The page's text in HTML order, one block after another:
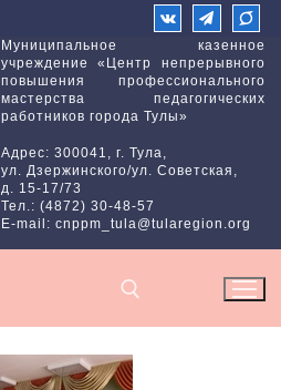
Муниципальное казенное
учреждение «Центр непрерывного
повышения профессионального
мастерства педагогических
работников города Тулы»
Адрес: 300041, г. Тула,
ул. Дзержинского/ул. Советская,
д. 15-17/73
Тел.: (4872) 30-48-57
E-mail: cnppm_tula@tularegion.org